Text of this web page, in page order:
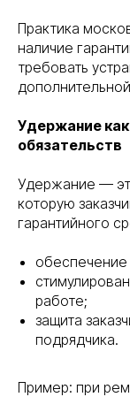
Практика
наличие
требовать
Удержание
обязательств
Удержание —
которую
гарантийного
обеспечение
работе;
защита
подрядчика.
Пример: при